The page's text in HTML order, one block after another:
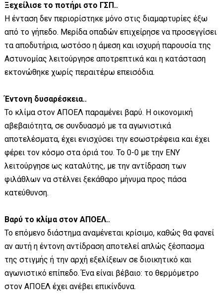
Ξεχείλισε το ποτήρι στο ΓΣΠ..
Η ένταση δεν περιορίστηκε μόνο στις διαμαρτυρίες έξω
από το γήπεδο. Μερίδα οπαδών επιχείρησε να προσεγγίσει
τα αποδυτήρια, ωστόσο η άμεση και ισχυρή παρουσία της
Αστυνομίας λειτούργησε αποτρεπτικά και η κατάσταση
εκτονώθηκε χωρίς περαιτέρω επεισόδια.
Έντονη δυσαρέσκεια..
Το κλίμα στον ΑΠΟΕΛ παραμένει βαρύ. Η οικονομική
αβεβαιότητα, σε συνδυασμό με τα αγωνιστικά
αποτελέσματα, έχει ενισχύσει την εσωστρέφεια και έχει
φέρει τον κόσμο στα όριά του. Το 0-0 με την ΕΝΥ
λειτούργησε ως καταλύτης, με την αντίδραση των
φιλάθλων να στέλνει ξεκάθαρο μήνυμα προς πάσα
κατεύθυνση.
Βαρύ το κλίμα στον ΑΠΟΕΛ..
Το επόμενο διάστημα αναμένεται κρίσιμο, καθώς θα φανεί
αν αυτή η έντονη αντίδραση αποτελεί απλώς ξέσπασμα
της στιγμής ή την αρχή εξελίξεων σε διοικητικό και
αγωνιστικό επίπεδο. Ένα είναι βέβαιο: το θερμόμετρο
στον ΑΠΟΕΛ έχει ανέβει επικίνδυνα.